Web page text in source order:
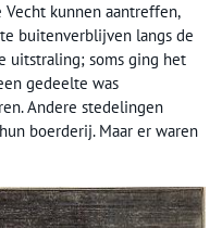
kunnen aantreffen,
buitenverblijven langs de
uitstraling; soms ging het
gedeelte was
Andere stedelingen
boerderij. Maar er waren